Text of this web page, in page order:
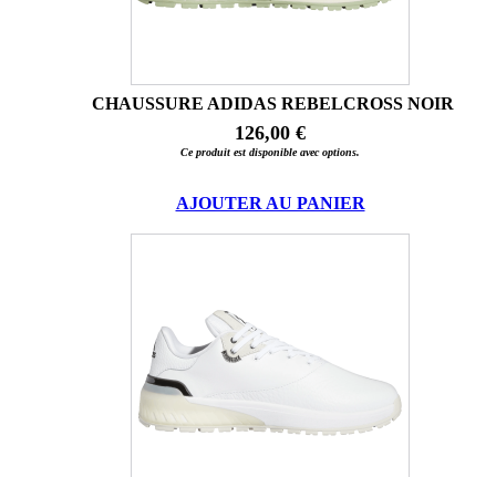
CHAUSSURE ADIDAS REBELCROSS NOIR
126,00 €
Ce produit est disponible avec options.
AJOUTER AU PANIER